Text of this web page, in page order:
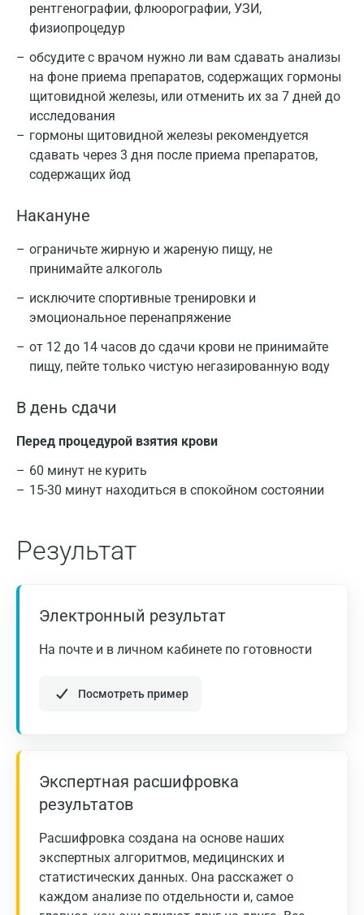
рентгенографии, флюорографии, УЗИ,
физиопроцедур
обсудите с врачом нужно ли вам сдавать анализы
на фоне приема препаратов, содержащих гормоны
щитовидной железы, или отменить их за 7 дней до
исследования
гормоны щитовидной железы рекомендуется
сдавать через 3 дня после приема препаратов,
содержащих йод
Накануне
ограничьте жирную и жареную пищу, не
принимайте алкоголь
исключите спортивные тренировки и
эмоциональное перенапряжение
от 12 до 14 часов до сдачи крови не принимайте
пищу, пейте только чистую негазированную воду
В день сдачи
Перед процедурой взятия крови
60 минут не курить
15-30 минут находиться в спокойном состоянии
Результат
Электронный результат
На почте и в личном кабинете по готовности
Посмотреть пример
Экспертная расшифровка
результатов
Расшифровка создана на основе наших
экспертных алгоритмов, медицинских и
статистических данных. Она расскажет о
каждом анализе по отдельности и, самое